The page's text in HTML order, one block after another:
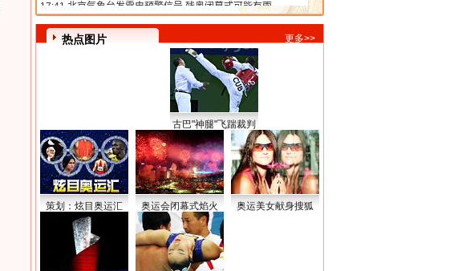
热点图片 更多>>
古巴"神腿"飞踹裁判
策划：炫目奥运汇 奥运会闭幕式焰火 奥运美女献身搜狐